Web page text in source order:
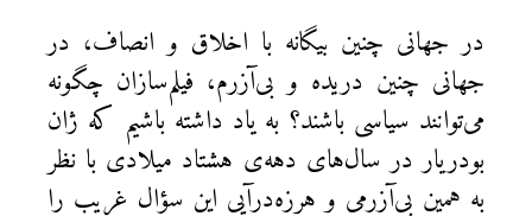
در جهانی چنین بیگانه با اخلاق و انصاف، در
جهانی چنین دریده و بی‌آزرم، فیلم‌سازان چگونه
می‌توانند سیاسی باشند؟ به یاد داشته باشیم که ژان
بودریار در سال‌های دهه‌ی هشتاد میلادی با نظر
به همین بی‌آزرمی و هرزه‌درآیی این سؤال غریب را